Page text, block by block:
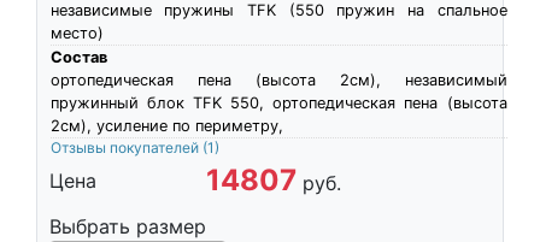
независимые пружины TFK (550 пружин на спальное
место)
Состав
ортопедическая пена (высота 2см), независимый
пружинный блок TFK 550, ортопедическая пена (высота
2см), усиление по периметру,
Отзывы покупателей (1)
Цена 14807 руб.
Выбрать размер